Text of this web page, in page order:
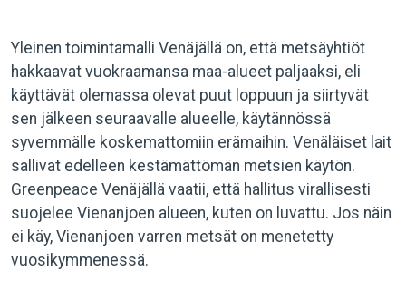
Yleinen toimintamalli Venäjällä on, että metsäyhtiöt
hakkaavat vuokraamansa maa-alueet paljaaksi, eli
käyttävät olemassa olevat puut loppuun ja siirtyvät
sen jälkeen seuraavalle alueelle, käytännössä
syvemmälle koskemattomiin erämaihin. Venäläiset lait
sallivat edelleen kestämättömän metsien käytön.
Greenpeace Venäjällä vaatii, että hallitus virallisesti
suojelee Vienanjoen alueen, kuten on luvattu. Jos näin
ei käy, Vienanjoen varren metsät on menetetty
vuosikymmenessä.